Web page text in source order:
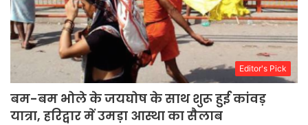
Editor's Pick
बम-बम भोले के जयघोष के साथ शुरू हुई कांवड़
यात्रा, हरिद्वार में उमड़ा आस्था का सैलाब